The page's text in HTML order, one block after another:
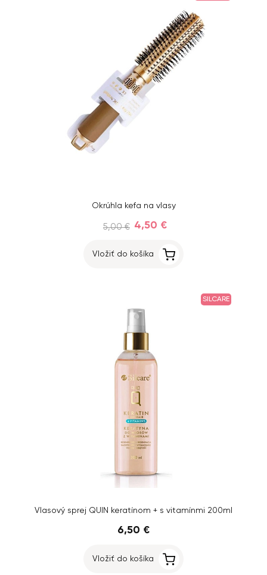
Okrúhla kefa na vlasy
5,00 € 4,50 €
Vložiť do košíka
SILCARE
Vlasový sprej QUIN keratínom + s vitamínmi 200ml
6,50 €
Vložiť do košíka